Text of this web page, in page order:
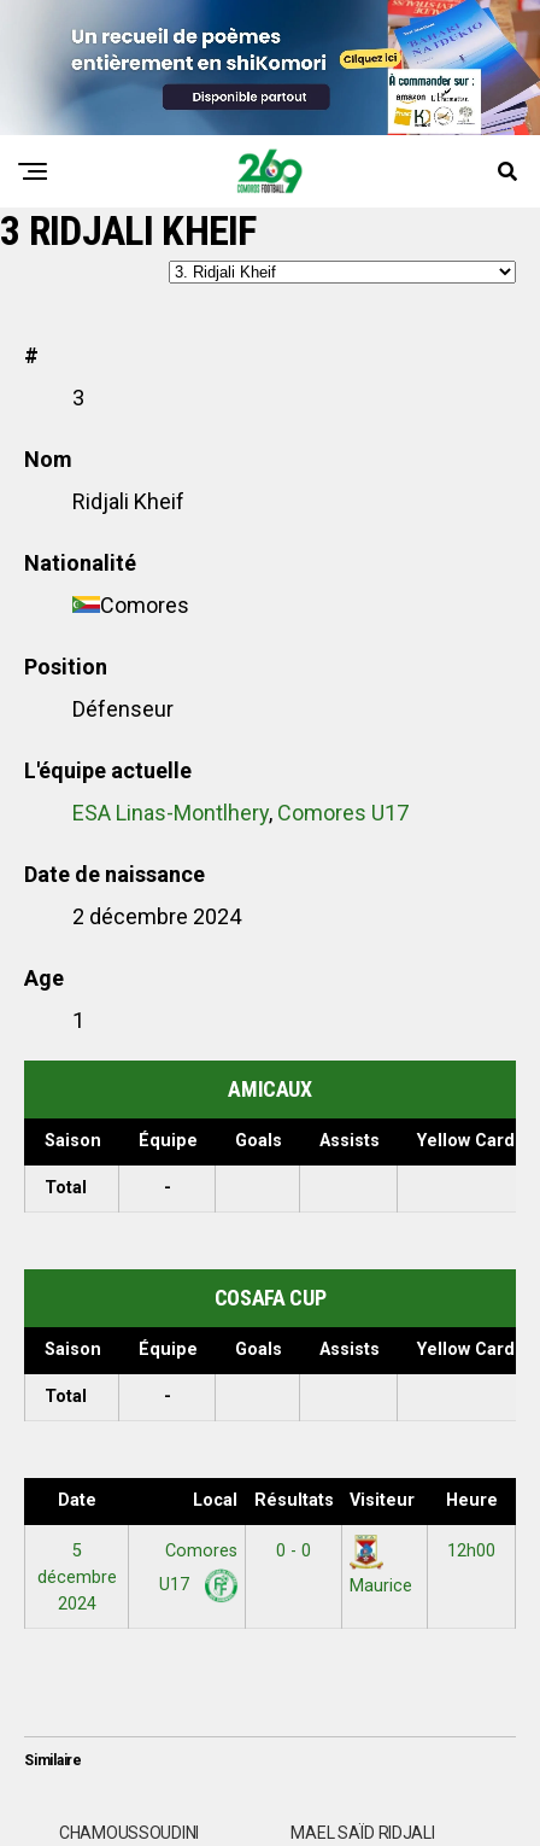
3 RIDJALI KHEIF
#
3
Nom
Ridjali Kheif
Nationalité
Comores
Position
Défenseur
L'équipe actuelle
ESA Linas-Montlhery, Comores U17
Date de naissance
2 décembre 2024
Age
1
AMICAUX
Saison Équipe Goals Assists Yellow Cards
Total -
COSAFA CUP
Saison Équipe Goals Assists Yellow Cards
Total -
Date Local Résultats Visiteur Heure
5
décembre
2024
Comores
U17
0 - 0
Maurice
12h00
Similaire
CHAMOUSSOUDINI
MAEL SAÏD RIDJALI